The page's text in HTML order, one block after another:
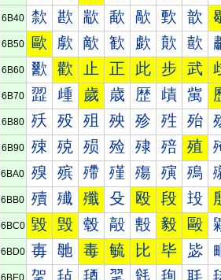
6B40 歀 歁 歂 歃 歄 歅 歆
6B50 歐 歑 歒 歓 歔 歕 歖
6B60 歠 歡 止 正 此 步 武
6B70 歰 歱 歲 歳 歴 歵 歶
6B80 殀 殁 殂 殃 殄 殅 殆
6B90 殐 殑 殒 殓 殔 殕 殖
6BA0 殠 殡 殢 殣 殤 殥 殦
6BB0 殰 殱 殲 殳 殴 段 殶
6BC0 毀 毁 毂 毃 毄 毅 毆
6BD0 毐 毑 毒 毓 比 毕 毖
6BE0 毠 毡 毢 毣 毤 毥 毦